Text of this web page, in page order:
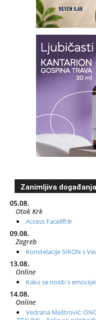
Zanimljiva događanja
05.08.
Otok Krk
Access Facelift®
09.08.
Zagreb
Konstelacije SIKON s
13.08.
Online
Kako se nositi s
14.08.
Online
Vedrana Meštrović: